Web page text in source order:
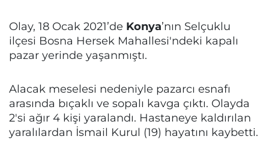
Olay, 18 Ocak 2021’de Konya’nın Selçuklu
ilçesi Bosna Hersek Mahallesi'ndeki kapalı
pazar yerinde yaşanmıştı.
Alacak meselesi nedeniyle pazarcı esnafı
arasında bıçaklı ve sopalı kavga çıktı. Olayda
2'si ağır 4 kişi yaralandı. Hastaneye kaldırılan
yaralılardan İsmail Kurul (19) hayatını kaybetti.